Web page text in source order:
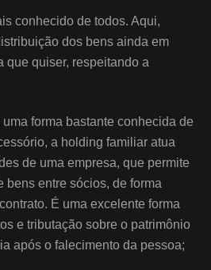
conhecido de todos. Aqui,
dos bens ainda em
que quiser, respeitando a
forma bastante conhecida de
a holding familiar atua
de uma empresa, que permite
bens entre sócios, de forma
É uma excelente forma
e tributação sobre o patrimônio
após o falecimento da pessoa;